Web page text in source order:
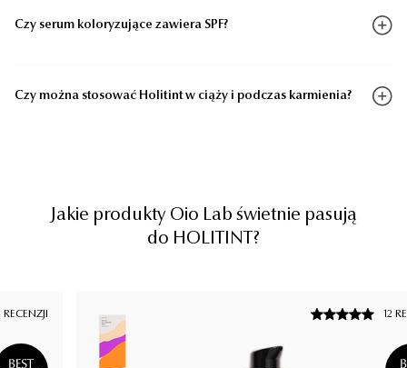
Czy serum koloryzujące zawiera SPF?
Czy można stosować Holitint w ciąży i podczas karmienia?
Jakie produkty Oio Lab świetnie pasują
do HOLITINT?
12